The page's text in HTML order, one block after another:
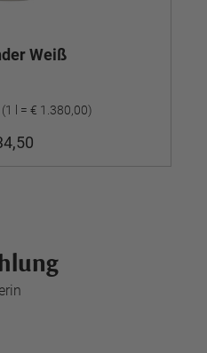
Weiß
(1 l = € 1.380,00)